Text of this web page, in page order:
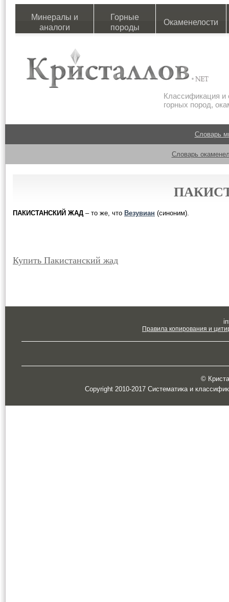
Минералы и
аналоги
Горные
породы
Окаменелости
Классификация и
горных пород,
Словарь
Словарь
ПАКИСТАНСКИЙ ЖАД – то же, что Везувиан (синоним).
Купить Пакистанский жад
Правила копирования и
©
Copyright 2010-2017 Систематика и